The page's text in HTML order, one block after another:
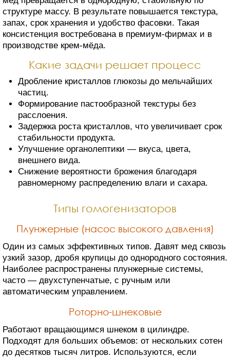
МЁДА
структуре массу. В результате повышается текстура,
запах, срок хранения и удобство фасовки. Такая
консистенция востребована в премиум-фирмах и в
производстве крем-мёда.
Какие задачи решает процесс
Дробление кристаллов глюкозы до мельчайших
частиц.
Формирование пастообразной текстуры без
расслоения.
Задержка роста кристаллов, что увеличивает срок
стабильности продукта.
Улучшение органолептики — вкуса, цвета,
внешнего вида.
Снижение вероятности брожения благодаря
равномерному распределению влаги и сахара.
Типы гомогенизаторов
Плунжерные (насос высокого давления)
Один из самых эффективных типов. Давят мед сквозь
узкий зазор, дробя крупицы до однородного состояния.
Наиболее распространены плунжерные системы,
часто — двухступенчатые, с ручным или
автоматическим управлением.
Роторно-шнековые
Работают вращающимся шнеком в цилиндре.
Подходят для больших объемов: от нескольких сотен
до десятков тысяч литров. Используются, если